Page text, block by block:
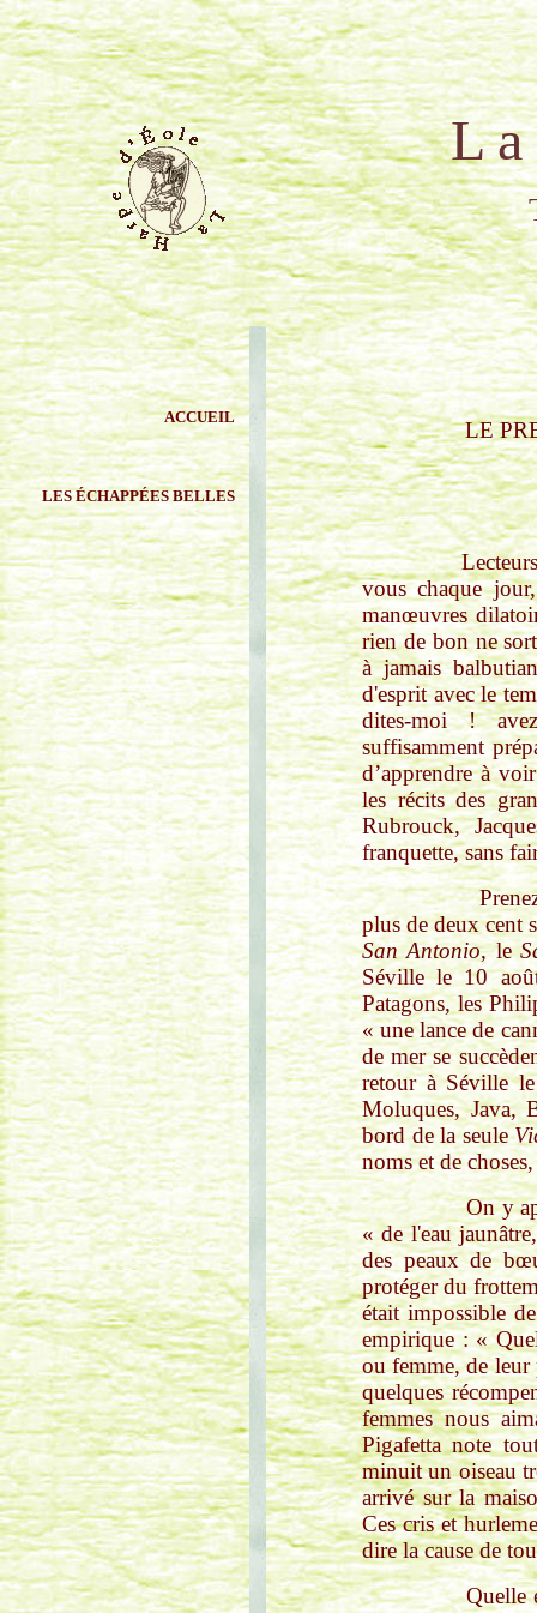
L a H a
T H I E R R
ACCUEIL
LESÉCHAPPÉES BELLES
LE
Lecteurs et
vous chaque
manœuvres
rien de bon ne
à jamais
d'esprit avec le
dites-moi !
suffisamment
d’apprendre à
les récits des
Rubrouck,
franquette, sans
Prenez
plus de deux cent
San Antonio, le
Séville le 10
Patagons, les
« une lance de
de mer se
retour à Séville
Moluques, Java,
bord de la seule
noms et de
On y apprend
« de l'eau
des peaux de
protéger du
était impossible
empirique : «
ou femme, de leur
quelques
femmes nous
Pigafetta note
minuit un oiseau
arrivé sur la
Ces cris et
dire la cause de
Quelle en est la